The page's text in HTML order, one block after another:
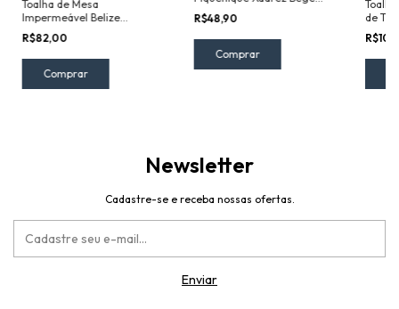
Toalha de Mesa
Impermeável Belize
1,45mx1,5m
R$82,00
Comprar
1,5mx1,5m
R$48,90
de
Newsletter
Cadastre-se e receba nossas ofertas.